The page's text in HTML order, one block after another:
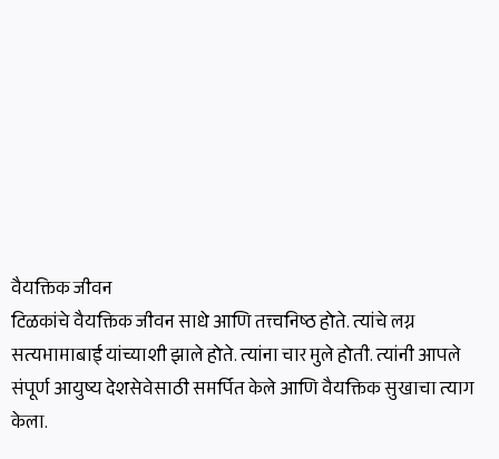
वैयक्तिक जीवन
टिळकांचे वैयक्तिक जीवन साधे आणि तत्त्वनिष्ठ होते. त्यांचे लग्न
सत्यभामाबाई यांच्याशी झाले होते. त्यांना चार मुले होती. त्यांनी आपले
संपूर्ण आयुष्य देशसेवेसाठी समर्पित केले आणि वैयक्तिक सुखाचा त्याग
केला.